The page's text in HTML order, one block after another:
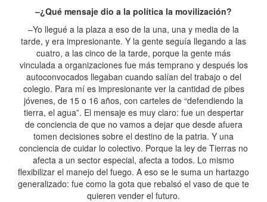
–¿Qué mensaje dio a la política la movilización?
–Yo llegué a la plaza a eso de la una, una y media de la
tarde, y era impresionante. Y la gente seguía llegando a las
cuatro, a las cinco de la tarde, porque la gente más
vinculada a organizaciones fue más temprano y después los
autoconvocados llegaban cuando salían del trabajo o del
colegio. Para mí es impresionante ver la cantidad de pibes
jóvenes, de 15 o 16 años, con carteles de “defendiendo la
tierra, el agua”. El mensaje es muy claro: fue un despertar
de conciencia de que no vamos a dejar que desde afuera
tomen decisiones sobre el destino de la patria. Y una
conciencia de cuidar lo colectivo. Porque la ley de Tierras no
afecta a un sector especial, afecta a todos. Lo mismo
flexibilizar el manejo del fuego. A eso se le suma un hartazgo
generalizado: fue como la gota que rebalsó el vaso de que te
quieren vender el futuro.